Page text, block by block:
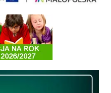
rekrutacji na rok szkolny 2026/2027